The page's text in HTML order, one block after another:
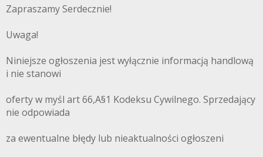
Zapraszamy Serdecznie!
Uwaga!
Niniejsze ogłoszenia jest wyłącznie informacją handlową
i nie stanowi
oferty w myśl art 66,A§1 Kodeksu Cywilnego. Sprzedający
nie odpowiada
za ewentualne błędy lub nieaktualności ogłoszeni